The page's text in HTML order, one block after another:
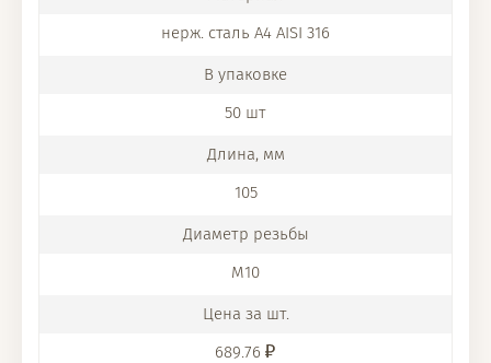
нерж. сталь A4 AISI 316
50 шт
105
M10
689.76